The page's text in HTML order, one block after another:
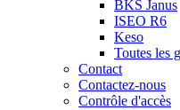
BKS Janus
ISEO R6
Keso
Toutes les
Contact
Contactez-nous
Contrôle d'accès